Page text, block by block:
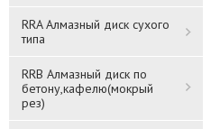
RRA Алмазный диск сухого
типа
RRB Алмазный диск по
бетону,кафелю(мокрый
рез)
Малярная лента 36mm
BNM3625